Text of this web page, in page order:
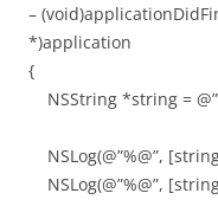
–
*)application
{
NSString *string =
NSLog(@”%@”,
NSLog(@”%@”,